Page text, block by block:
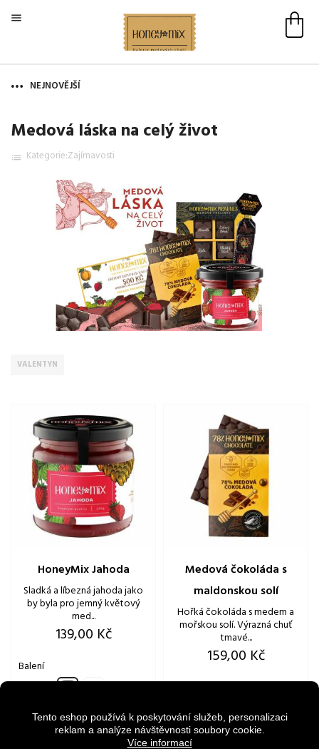
Tento eshop používá k poskytování služeb, personalizaci
reklam a analýze návštěvnosti soubory cookie.
Více informací

NEJNOVĚJŠÍ
Medová láska na celý život
list Kategorie:Zajímavosti
VALENTYN
HoneyMix Jahoda
Sladká a líbezná jahoda jako
by byla pro jemný květový
med...
Cena
139,00 Kč
Balení
250
250g
140
140g
Medová čokoláda s
maldonskou solí
Hořká čokoláda s medem a
mořskou solí. Výrazná chuť
tmavé...
Cena
159,00 Kč
Přidat do košíku